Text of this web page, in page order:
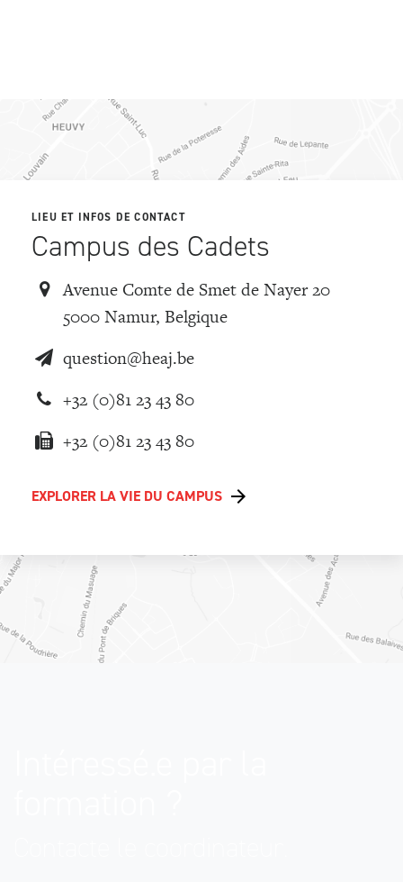
LIEU ET INFOS DE CONTACT
Campus des Cadets
Avenue Comte de Smet de Nayer 20
5000 Namur, Belgique
question@heaj.be
+32 (0)81 23 43 80
+32 (0)81 23 43 80
EXPLORER LA VIE DU CAMPUS